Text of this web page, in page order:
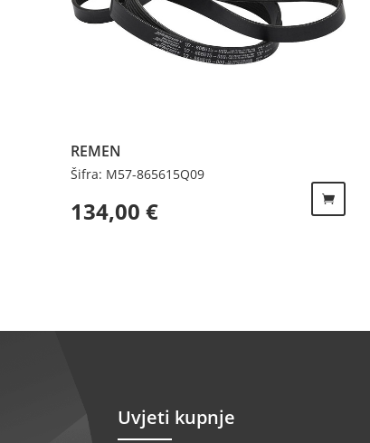
REMEN
Šifra: M57-865615Q09
134,00 €
Uvjeti kupnje